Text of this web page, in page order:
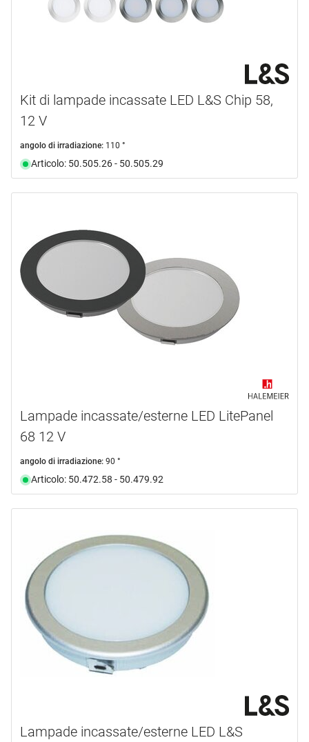
Kit di lampade incassate LED L&S Chip 58,
12 V
angolo di irradiazione: 110 °
Articolo: 50.505.26 - 50.505.29
Lampade incassate/esterne LED LitePanel
68 12 V
angolo di irradiazione: 90 °
Articolo: 50.472.58 - 50.479.92
Lampade incassate/esterne LED L&S